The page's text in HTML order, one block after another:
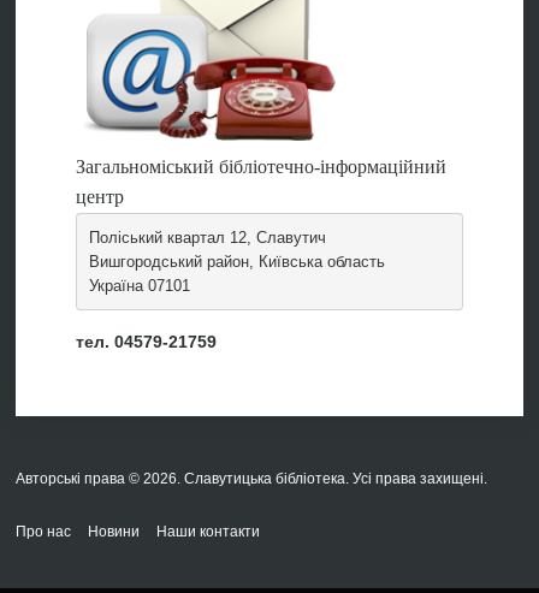
Загальноміський бібліотечно-інформаційний
центр
Поліський квартал 12, Славутич
Вишгородський район, Київська область
Україна 07101
тел. 04579-21759
Авторські права © 2026. Славутицька бібліотека. Усі права захищені.
Про нас Новини Наши контакти